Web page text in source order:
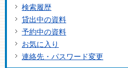
検索履歴
貸出中の資料
予約中の資料
お気に入り
連絡先・パスワード変更